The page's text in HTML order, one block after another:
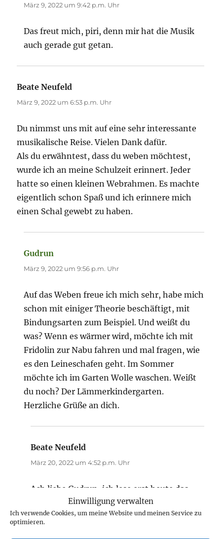
Einwilligung verwalten
Ich verwende Cookies, um meine Website und meinen Service zu
optimieren.
März 9, 2022 um 9:42 p.m. Uhr
Das freut mich, piri, denn mir hat die Musik
auch gerade gut getan.
Beate Neufeld
März 9, 2022 um 6:53 p.m. Uhr
Du nimmst uns mit auf eine sehr interessante
musikalische Reise. Vielen Dank dafür.
Als du erwähntest, dass du weben möchtest,
wurde ich an meine Schulzeit erinnert. Jeder
hatte so einen kleinen Webrahmen. Es machte
eigentlich schon Spaß und ich erinnere mich
einen Schal gewebt zu haben.
Gudrun
März 9, 2022 um 9:56 p.m. Uhr
Auf das Weben freue ich mich sehr, habe mich
schon mit einiger Theorie beschäftigt, mit
Bindungsarten zum Beispiel. Und weißt du
was? Wenn es wärmer wird, möchte ich mit
Fridolin zur Nabu fahren und mal fragen, wie
es den Leineschafen geht. Im Sommer
möchte ich im Garten Wolle waschen. Weißt
du noch? Der Lämmerkindergarten.
Herzliche Grüße an dich.
Beate Neufeld
März 20, 2022 um 4:52 p.m. Uhr
Ach liebe Gudrun, ich lese erst heute das
was du geantwortet hast.
Ja ich erinnere mich sehr gerne an all das